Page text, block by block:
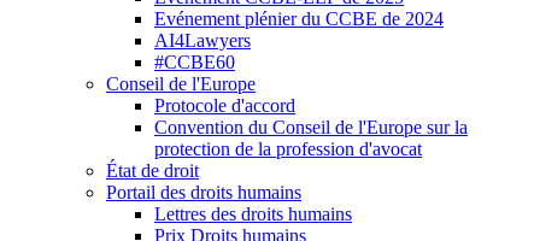
Evénement plénier du CCBE de 2024
AI4Lawyers
#CCBE60
Conseil de l'Europe
Protocole d'accord
Convention du Conseil de l'Europe sur la
protection de la profession d'avocat
État de droit
Portail des droits humains
Lettres des droits humains
Prix Droits humains